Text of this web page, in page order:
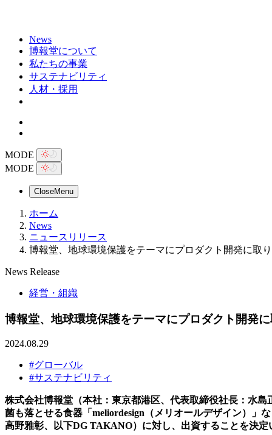
News
博報堂について
私たちの事業
サステナビリティ
人材・採用
MODE
MODE
CloseMenu
ホーム
News
ニュースリリース
博報堂、地球環境保護をテーマにプロダクト開発に取
News Release
経営・組織
博報堂、地球環境保護をテーマにプロダクト開発
2024.08.29
#グローバル
#サステナビリティ
株式会社博報堂（本社：東京都港区、代表取締役社長：水
菌も落とせる食器「meliordesign（メリオールデザイン）」
高野雅彰、以下DG TAKANO）に対し、出資することを決定